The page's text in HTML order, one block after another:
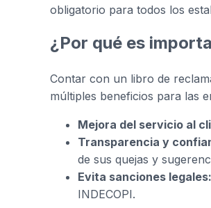
obligatorio para todos los
¿Por qué es
Contar con un libro de
múltiples beneficios para las
Mejora del servicio al
Transparencia y
de sus quejas y
Evita sanciones legales:
INDECOPI.